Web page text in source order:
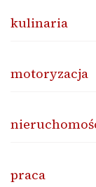
kulinaria
motoryzacja
praca